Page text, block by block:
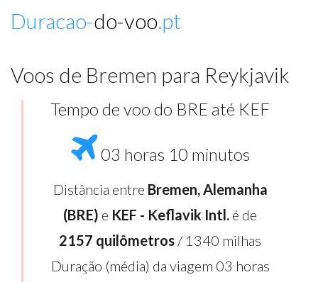
Duracao-do-voo.pt
Voos de Bremen para Reykjavik
Tempo de voo do BRE até KEF
03 horas 10 minutos
Distância entre Bremen, Alemanha
(BRE) e KEF - Keflavik Intl. é de
2157 quilômetros / 1340 milhas
Duração (média) da viagem 03 horas